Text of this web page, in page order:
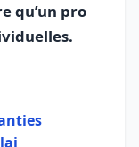
qu’un pro